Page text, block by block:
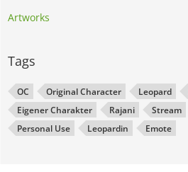
Artworks
Tags
OC Original Character Leopard
Eigener Charakter
Rajani Stream
Personal Use
Leopardin Emote